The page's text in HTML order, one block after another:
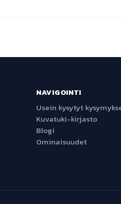
NAVIGOINTI
Usein kysytyt
Kuvatuki-kirjasto
Blogi
Ominaisuudet